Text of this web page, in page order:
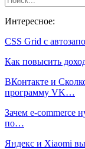
Интересное:
CSS Grid с
Как повысить
ВКонтакте и
программу VK…
Зачем e-commerce
по…
Яндекс и Xiaomi